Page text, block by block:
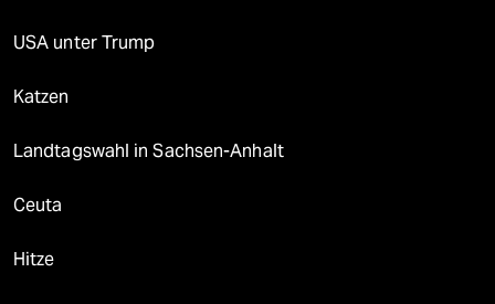
USA unter Trump
Katzen
Landtagswahl in Sachsen-Anhalt
Ceuta
Hitze